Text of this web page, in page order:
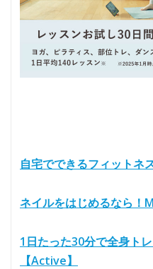
自宅でできるフィットネ
ネイルをはじめるなら！
1日たった30分で全身ト
【Active】